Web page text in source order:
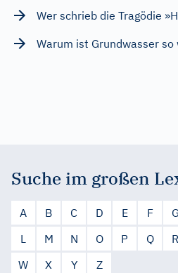
Wer schrieb die Tragödie
Warum ist Grundwasser so
Suche im großen
A B C D E F G
L
M N O P Q R
W
X Y Z